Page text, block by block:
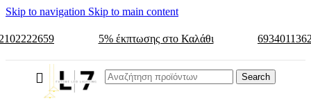
Skip to navigation Skip to main content
5% έκπτωσης στο Καλάθι
Search